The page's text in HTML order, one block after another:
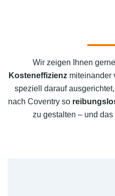
Wir zeigen Ihnen
Kosteneffizienz miteinander
speziell darauf
nach Coventry so
zu gestalten – und